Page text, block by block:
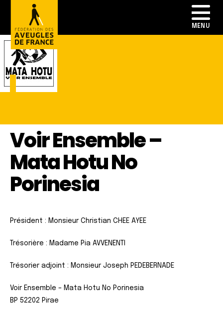
Voir Ensemble –
Mata Hotu No
Porinesia
Président : Monsieur Christian CHEE AYEE
Trésorière : Madame Pia AVVENENTI
Trésorier adjoint : Monsieur Joseph PEDEBERNADE
Voir Ensemble – Mata Hotu No Porinesia
BP 52202 Pirae